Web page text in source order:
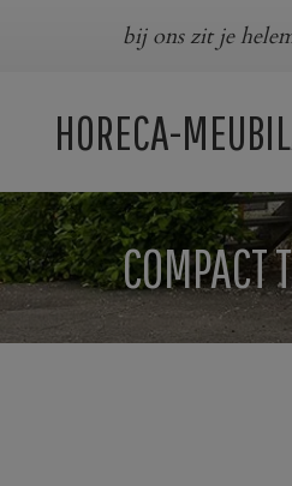
bij ons zit je
HORECA-
COMPACT